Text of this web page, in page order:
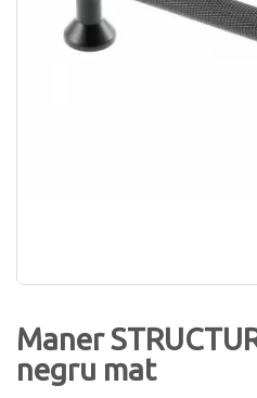
Maner
negru mat